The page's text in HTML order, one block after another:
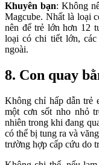
Khuyên bạn: Không
Magcube. Nhất là loại
nên để trẻ lớn hơn 12
loại có chi tiết lớn,
ngoài.
8. Con quay
Không chỉ hấp dẫn trẻ
một cơn sốt nho nhỏ
nhiên trong khi đang
có thể bị tung ra và
trường hợp cấp cứu do